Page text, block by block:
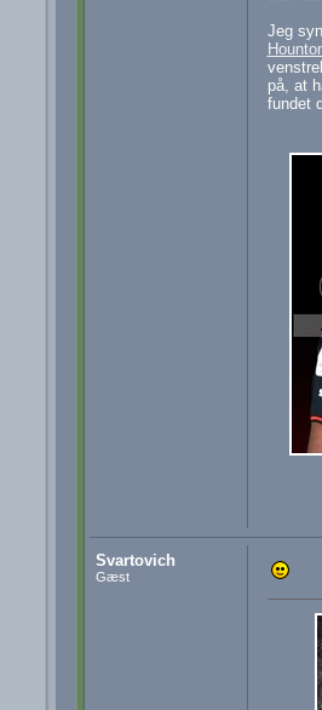
Jeg
på, at
fundet
Svartovich
Gæst